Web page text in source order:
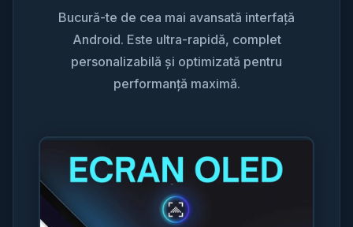
Bucură-te de cea mai avansată interfață
Android. Este ultra-rapidă, complet
personalizabilă și optimizată pentru
performanță maximă.